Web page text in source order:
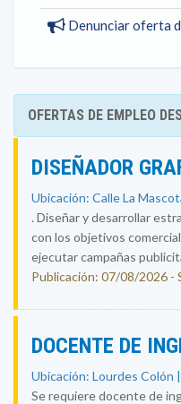
Denunciar oferta
OFERTAS DE EMPLEO
DISEÑADOR
Ubicación: Calle La
. Diseñar y desarrollar
con los objetivos
ejecutar campañas
Publicación: 07/08/2026 -
DOCENTE DE
Ubicación: Lourdes Colón
Se requiere docente de